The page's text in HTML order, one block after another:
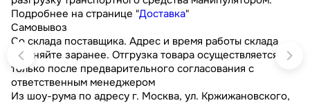
Подробнее на странице "Доставка"
Самовывоз
Со склада поставщика. Адрес и время работы склада
уточняйте заранее. Отгрузка товара осуществляется
только после предварительного согласования с
ответственным менеджером
Из шоу-рума по адресу г. Москва, ул. Кржижановского,